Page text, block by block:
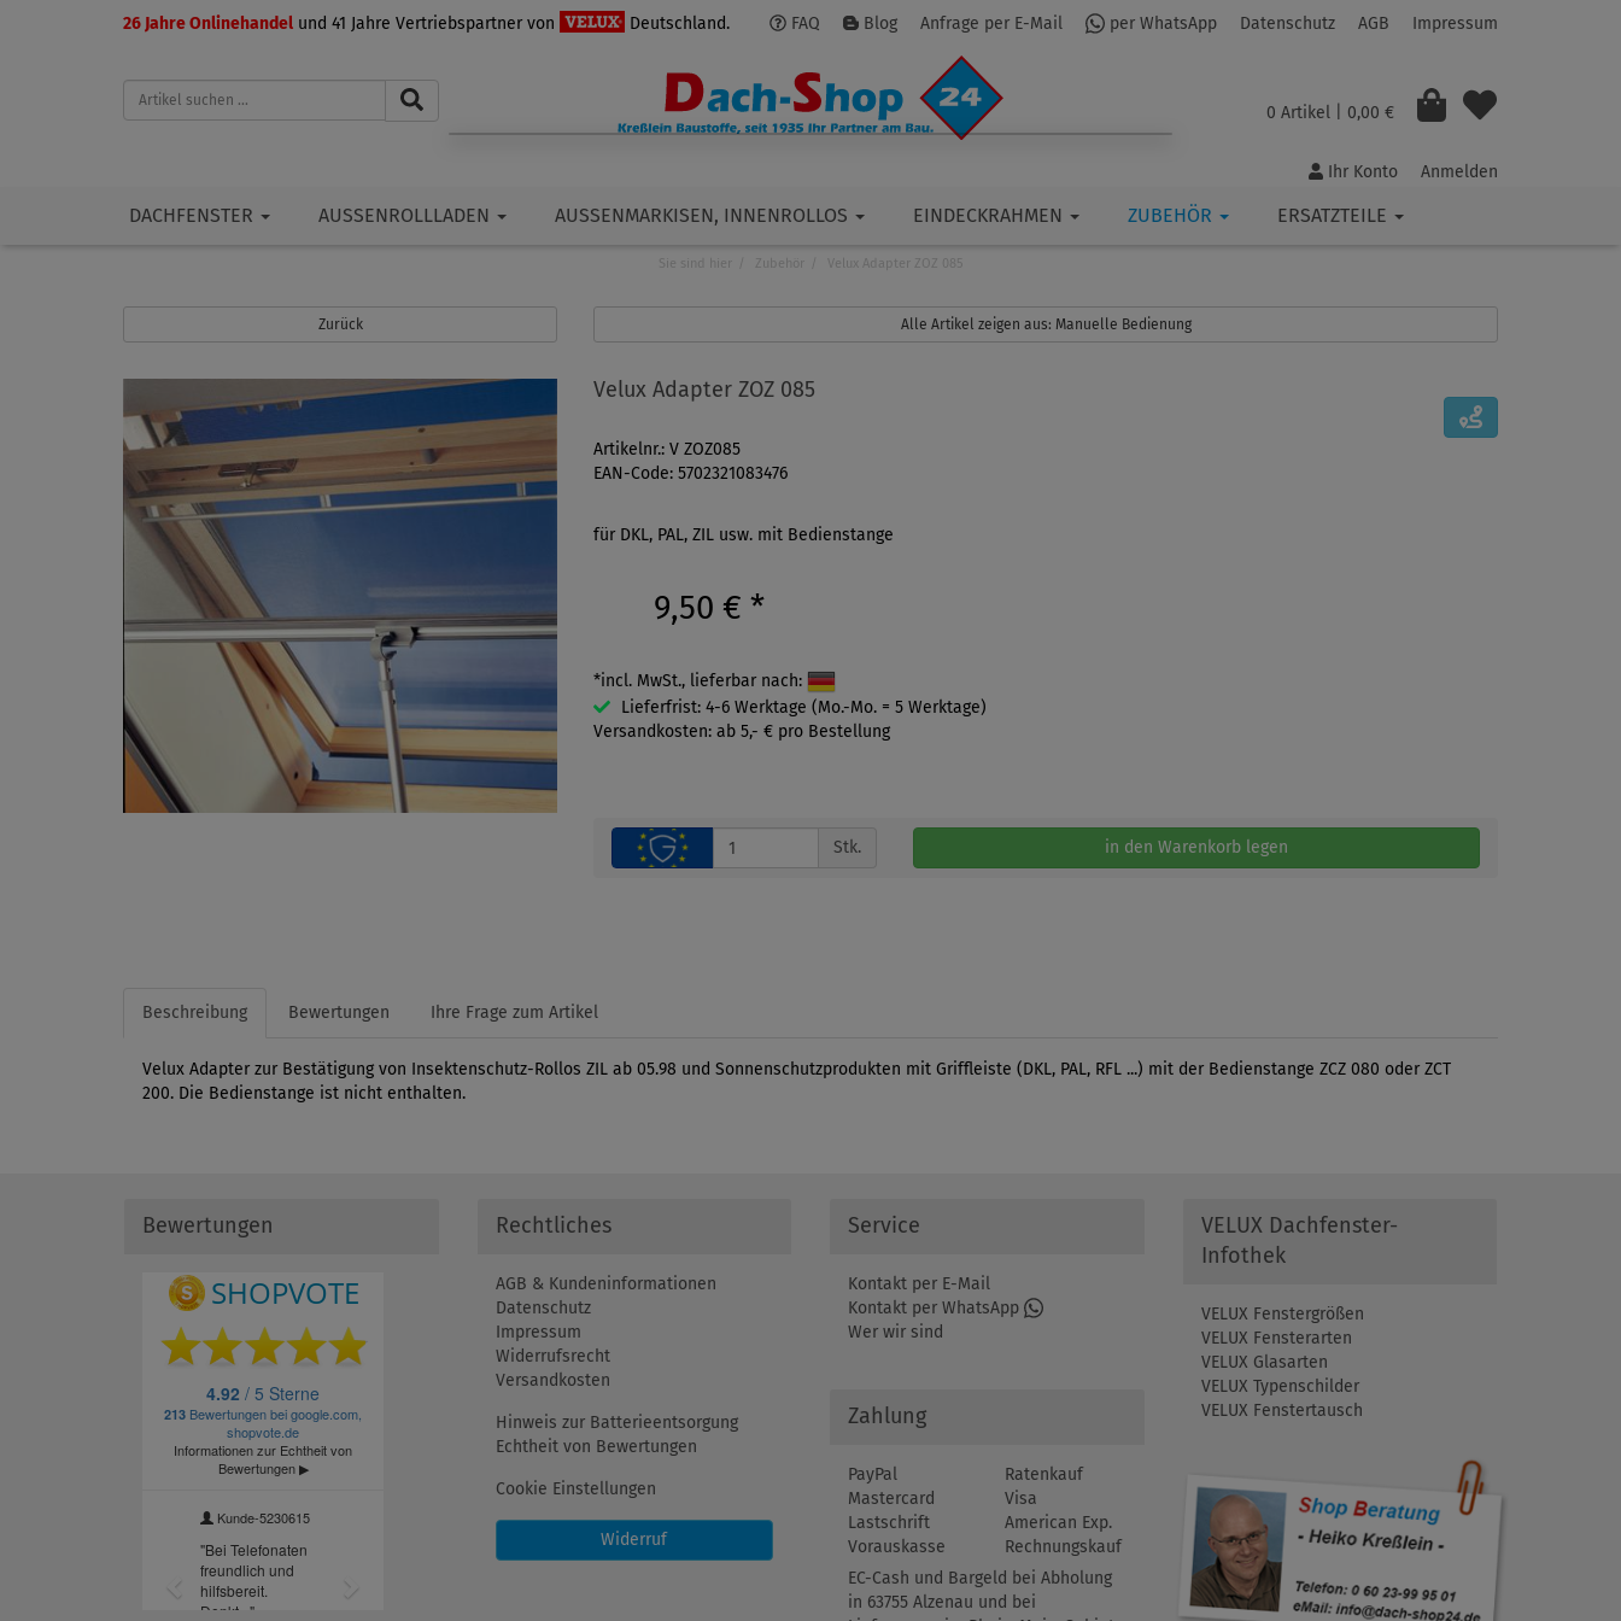
26 Jahre Onlinehandel und 41 Jahre Vertriebspartner von Deutschland. FAQ Blog Anfrage per E-Mail per WhatsApp Datenschutz AGB Impressum
0 Artikel | 0,00 €
Ihr Konto Anmelden
DACHFENSTER AUSSENROLLLADEN AUSSENMARKISEN, INNENROLLOS EINDECKRAHMEN ZUBEHÖR ERSATZTEILE
Sie sind hier Zubehör Velux Adapter ZOZ 085
Zurück Alle Artikel zeigen aus: Manuelle Bedienung
Velux Adapter ZOZ 085
Artikelnr.: V ZOZ085
EAN-Code: 5702321083476
für DKL, PAL, ZIL usw. mit Bedienstange
9,50 € *
*incl. MwSt., lieferbar nach:
Lieferfrist: 4-6 Werktage (Mo.-Mo. = 5 Werktage)
Versandkosten: ab 5,- € pro Bestellung
Stk. in den Warenkorb legen
Beschreibung Bewertungen Ihre Frage zum Artikel
Velux Adapter zur Bestätigung von Insektenschutz-Rollos ZIL ab 05.98 und Sonnenschutzprodukten mit Griffleiste (DKL, PAL, RFL ...) mit der Bedienstange ZCZ 080 oder ZCT
200. Die Bedienstange ist nicht enthalten.
Bewertungen Rechtliches
AGB & Kundeninformationen
Datenschutz
Impressum
Widerrufsrecht
Versandkosten
Hinweis zur Batterieentsorgung
Echtheit von Bewertungen
Cookie Einstellungen
Widerruf
Service
Kontakt per E-Mail
Kontakt per WhatsApp
Wer wir sind
Zahlung
PayPal
Ratenkauf
Mastercard
Visa
Lastschrift
American Exp.
Vorauskasse
Rechnungskauf
EC-Cash und Bargeld bei Abholung
in 63755 Alzenau und bei
VELUX Dachfenster-
Infothek
VELUX Fenstergrößen
VELUX Fensterarten
VELUX Glasarten
VELUX Typenschilder
VELUX Fenstertausch